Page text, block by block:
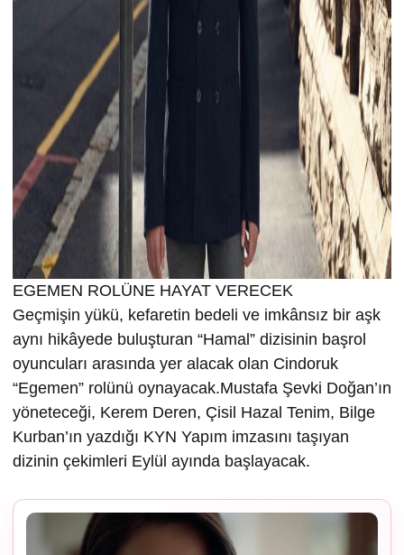
EGEMEN ROLÜNE HAYAT VERECEK
Geçmişin yükü, kefaretin bedeli ve imkânsız bir aşk
aynı hikâyede buluşturan “Hamal” dizisinin başrol
oyuncuları arasında yer alacak olan Cindoruk
“Egemen” rolünü oynayacak.Mustafa Şevki Doğan’ın
yöneteceği, Kerem Deren, Çisil Hazal Tenim, Bilge
Kurban’ın yazdığı KYN Yapım imzasını taşıyan
dizinin çekimleri Eylül ayında başlayacak.